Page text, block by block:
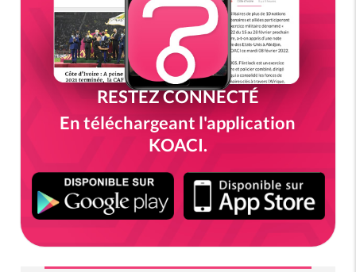
RESTEZ CONNECTÉ
En téléchargeant l'application
KOACI.